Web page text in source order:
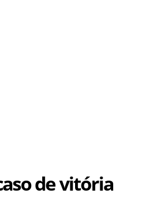
de vitória